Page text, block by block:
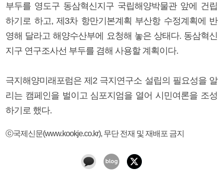
부두를 영도구 동삼혁신지구 국립해양박물관 앞에 건립
하기로 하고, 제3차 항만기본계획 부산항 수정계획에 반
영해 달라고 해양수산부에 요청해 놓은 상태다. 동삼혁신
지구 연구조사선 부두를 겸해 사용할 계획이다.
극지해양미래포럼은 제2 극지연구소 설립의 필요성을 알
리는 캠페인을 벌이고 심포지엄을 열어 시민여론을 조성
하기로 했다.
ⓒ국제신문(www.kookje.co.kr), 무단 전재 및 재배포 금지